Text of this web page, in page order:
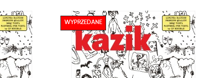
WYPRZEDANE